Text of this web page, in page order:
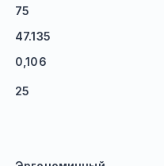
75
47.135
0,106
25